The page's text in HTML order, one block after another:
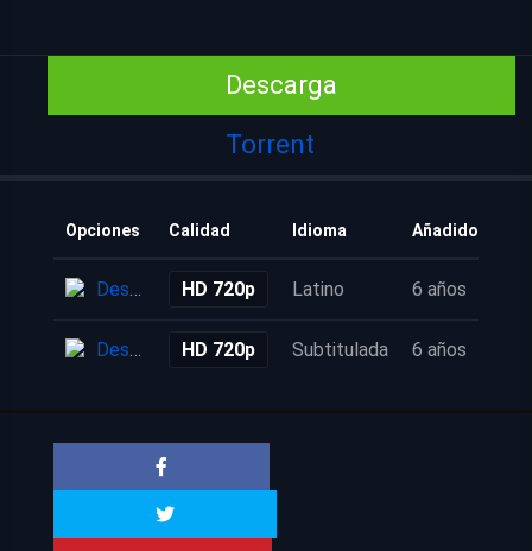
Descarga
Torrent
Opciones Calidad Idioma Añadido
Descarga HD 720p Latino 6 años
Descarga HD 720p Subtitulada 6 años